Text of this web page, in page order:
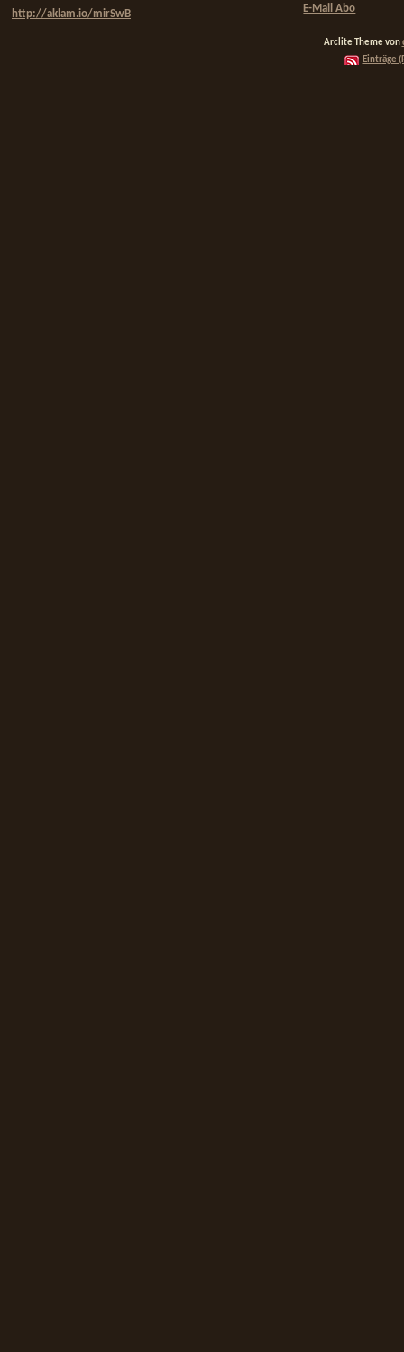
http://aklam.io/mirSwB
E-Mail Abo
Arclite Theme von
Einträge